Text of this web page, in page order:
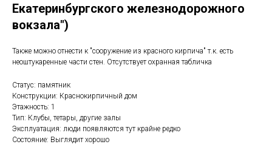
Екатеринбургского железнодорожного
вокзала")
Также можно отнести к "сооружение из красного кирпича" т.к. есть
неоштукаренные части стен. Отсутствует охранная табличка
Статус: памятник
Конструкции: Краснокирпичный дом
Этажность: 1
Тип: Клубы, тетары, другие залы
Эксплуатация: люди появляются тут крайне редко
Состояние: Выглядит хорошо